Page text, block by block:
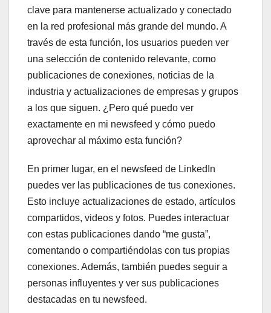
clave para mantenerse actualizado y conectado
en la red profesional más grande del mundo. A
través de esta función, los usuarios pueden ver
una selección de contenido relevante, como
publicaciones de conexiones, noticias de la
industria y actualizaciones de empresas y grupos
a los que siguen. ¿Pero qué puedo ver
exactamente en mi newsfeed y cómo puedo
aprovechar al máximo esta función?
En primer lugar, en el newsfeed de LinkedIn
puedes ver las publicaciones de tus conexiones.
Esto incluye actualizaciones de estado, artículos
compartidos, videos y fotos. Puedes interactuar
con estas publicaciones dando “me gusta”,
comentando o compartiéndolas con tus propias
conexiones. Además, también puedes seguir a
personas influyentes y ver sus publicaciones
destacadas en tu newsfeed.